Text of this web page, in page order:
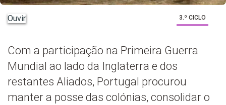
Ouvir 3.º CICLO
Com a participação na Primeira Guerra
Mundial ao lado da Inglaterra e dos
restantes Aliados, Portugal procurou
manter a posse das colónias, consolidar o